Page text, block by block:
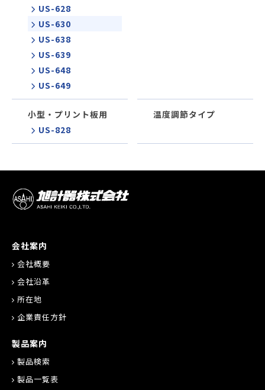
US-628
US-630
US-638
US-639
US-648
US-649
小型・プリント板用
US-828
温度調節タイプ
会社案内
会社概要
会社沿革
所在地
企業責任方針
製品案内
製品検索
製品一覧表